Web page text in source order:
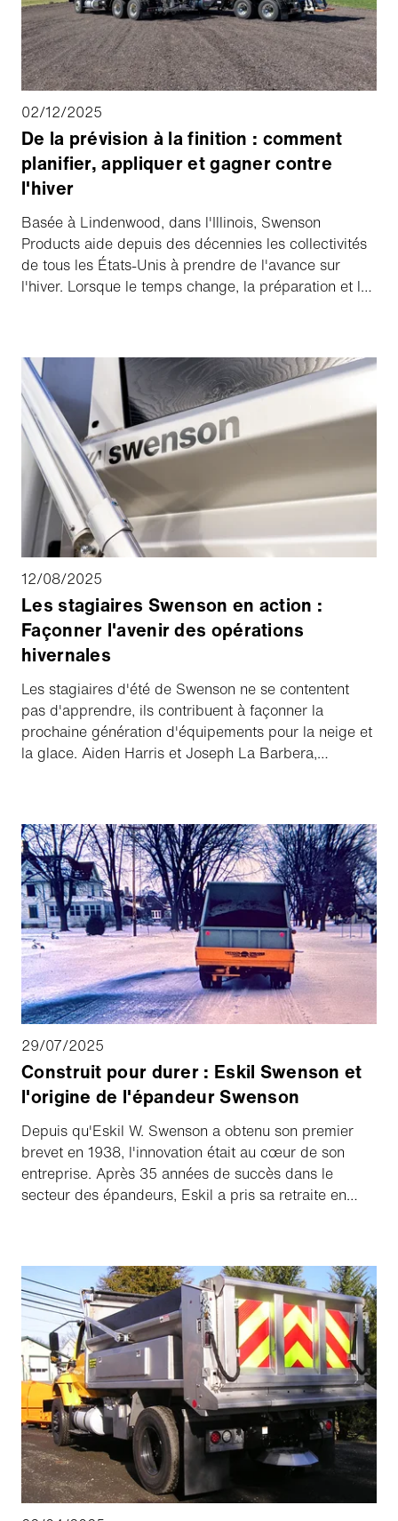
02/12/2025
De la prévision à la finition : comment
planifier, appliquer et gagner contre
l'hiver
Basée à Lindenwood, dans l'Illinois, Swenson
Products aide depuis des décennies les collectivités
de tous les États-Unis à prendre de l'avance sur
l'hiver. Lorsque le temps change, la préparation et la
les déchets et de maximiser les performances de
chaque chargement.
12/08/2025
Les stagiaires Swenson en action :
Façonner l'avenir des opérations
hivernales
Les stagiaires d'été de Swenson ne se contentent
pas d'apprendre, ils contribuent à façonner la
prochaine génération d'équipements pour la neige et
la glace. Aiden Harris et Joseph La Barbera,
Suivant les traces d'Anthony Gomez, ancien stagiaire
devenu employé, ils laissent déjà leur empreinte.
Lisez la suite pour découvrir comment leur travail
d'aujourd'hui permet d'améliorer la sécurité et
l'efficacité des opérations de demain.
29/07/2025
Construit pour durer : Eskil Swenson et
l'origine de l'épandeur Swenson
Depuis qu'Eskil W. Swenson a obtenu son premier
brevet en 1938, l'innovation était au cœur de son
entreprise. Après 35 années de succès dans le
secteur des épandeurs, Eskil a pris sa retraite en
d'innombrables innovations.